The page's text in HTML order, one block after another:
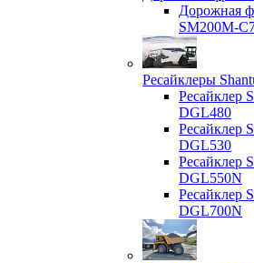
Дорожная
SM200M-
Ресайклеры
Ресайклер
DGL480
Ресайклер
DGL530
Ресайклер
DGL550N
Ресайклер
DGL700N